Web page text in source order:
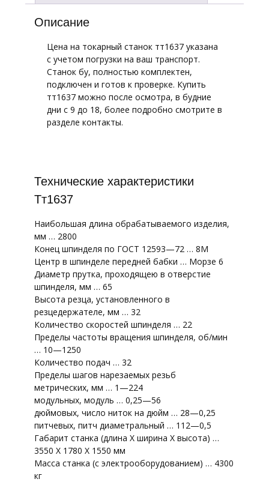
Описание
Цена на токарный станок тт1637 указана
с учетом погрузки на ваш транспорт.
Станок бу, полностью комплектен,
подключен и готов к проверке. Купить
тт1637 можно после осмотра, в будние
дни с 9 до 18, более подробно смотрите в
разделе контакты.
Технические характеристики
Тт1637
Наибольшая длина обрабатываемого изделия,
мм … 2800
Конец шпинделя по ГОСТ 12593—72 … 8М
Центр в шпинделе передней бабки … Морзе 6
Диаметр прутка, проходящею в отверстие
шпинделя, мм … 65
Высота резца, установленного в
резцедержателе, мм … 32
Количество скоростей шпинделя … 22
Пределы частоты вращения шпинделя, об/мин
… 10—1250
Количество подач … 32
Пределы шагов нарезаемых резьб
метрических, мм … 1—224
модульных, модуль … 0,25—56
дюймовых, число ниток на дюйм … 28—0,25
питчевых, питч диаметральный … 112—0,5
Габарит станка (длина Х ширина Х высота) …
3550 X 1780 Х 1550 мм
Масса станка (с электрооборудованием) … 4300
кг